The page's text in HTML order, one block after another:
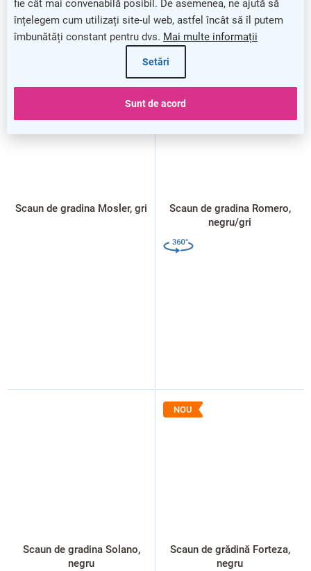
fie cât mai convenabilă posibil. De asemenea, ne ajută să
înțelegem cum utilizați site-ul web, astfel încât să îl putem
îmbunătăți constant pentru dvs. Mai multe informații
Setări
Sunt de acord
Scaun de gradina Mosler, gri
Scaun de gradina Romero,
negru/gri
Scaun de gradina Solano,
negru
NOU
Scaun de grădină Forteza,
negru